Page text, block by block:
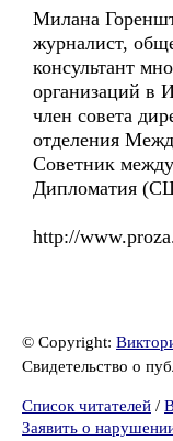
Милана
журналист,
консультант
организаций в
член совета
отделения
Советник
Дипломатия
http://
© Copyright:
Свидетельство о
Список читателей /
Заявить о